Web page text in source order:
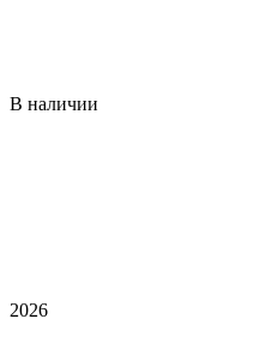
В наличии
2026